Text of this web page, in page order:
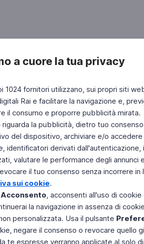
a cuore la tua privacy
1024 fornitori utilizzano, sui propri siti
Rai e facilitare la navigazione e,
il consumo e proporre pubblicità mirata.
riguarda la pubblicità, dietro tuo
del dispositivo, archiviare e/o
identificatori derivati
valutare le performance degli
il tuo consenso senza incorrere
sui cookie.
Acconsento, acconsenti all'uso di
la navigazione in assenza di
personalizzata. Usa il pulsante
negare il consenso o revocare quello
te espresse verranno applicate al solo